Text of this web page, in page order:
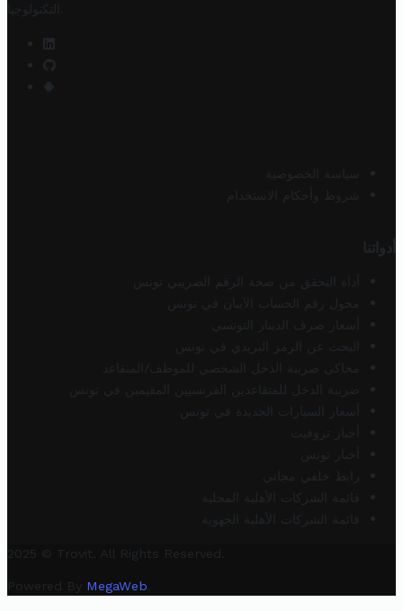
التكنولوجيا
سياسة الخصوصية
شروط وأحكام الاستخدام
أدواتنا
أداة التحقق من صحة الرقم الضريبي تونس
محول رقم الحساب الآيبان في تونس
أسعار صرف الدينار التونسي
البحث عن الرمز البريدي في تونس
محاكي ضريبة الدخل الشخصي للموظف/المتقاعد
ضريبة الدخل للمتقاعدين الفرنسيين المقيمين في تونس
أسعار السيارات الجديدة في تونس
أخبار تروفيت
أخبار تونس
رابط خلفي مجاني
قائمة الشركات الأهلية المحلية
قائمة الشركات الأهلية الجهوية
2025 © Trovit. All Rights Reserved.
Powered By MegaWeb